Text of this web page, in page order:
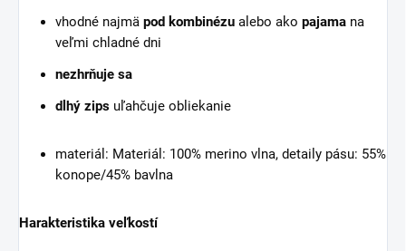
vhodné najmä pod kombinézu alebo ako pajama na
veľmi chladné dni
nezhrňuje sa
dlhý zips uľahčuje obliekanie
materiál: Materiál: 100% merino vlna, detaily pásu: 55%
konope/45% bavlna
Harakteristika veľkostí